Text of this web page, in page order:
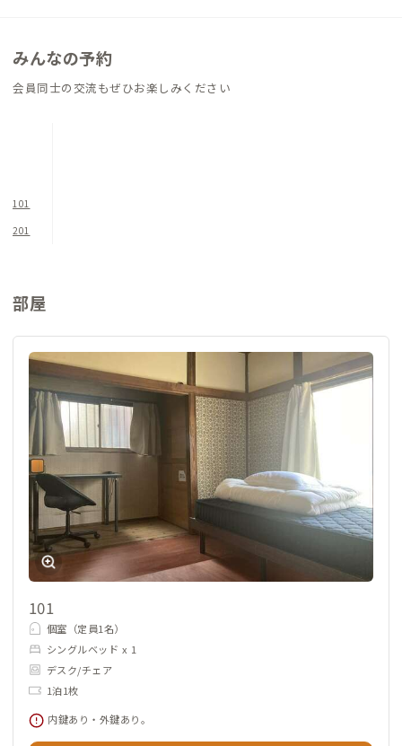
ティストとコラボレーションし、「パンキッシュおばあちゃ
ん」をテーマに内装されています。昭和レトロな雰囲気に、ちょ
っぴりパンクなスパイスが効いたインテリアは、まさにアーテ
なひとときをどうぞ。
ツが徒歩10秒で楽しめます。
で多様な飲食店が増え、新たな松戸の食文化を育んでいます。
ぜひ一度、松戸B邸で昭和レトロとアートが融合したユニークな
空間を体験してみてください。
みんなの予約
会員同士の交流もぜひお楽しみください
101
201
部屋
101
個室（定員1名）
シングルベッド x 1
デスク/チェア
1泊1枚
内鍵あり・外鍵あり。